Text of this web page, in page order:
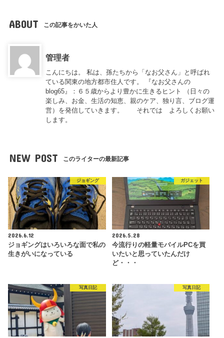
ABOUT この記事をかいた人
管理者
こんにちは。 私は、孫たちから「なお父さん」と呼ばれ
ている関東の地方都市住人です。 『なお父さんの
blog65』：６５歳からより豊かに生きるヒント （日々の
楽しみ、お金、生活の知恵、親のケア、独り言、ブログ運
営）を発信していきます。 それでは よろしくお願い
します。
NEW POST このライターの最新記事
ジョギング
2026.6.12
ジョギングはいろいろな面で私の
生きがいになっている
ガジェット
2026.5.28
今流行りの軽量モバイルPCを買
いたいと思っていたんだけ
ど・・・
写真日記 写真日記